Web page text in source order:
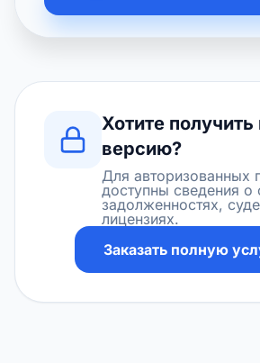
Хотите
версию?
Для авторизованных
доступны сведения о
задолженностях,
лицензиях.
Заказать полную